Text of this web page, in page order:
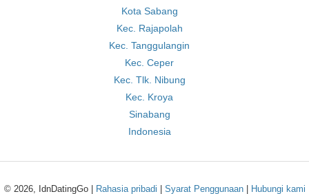
Kota Sabang
Kec. Rajapolah
Kec. Tanggulangin
Kec. Ceper
Kec. Tlk. Nibung
Kec. Kroya
Sinabang
Indonesia
© 2026, IdnDatingGo | Rahasia pribadi Syarat Penggunaan| Hubungi kami